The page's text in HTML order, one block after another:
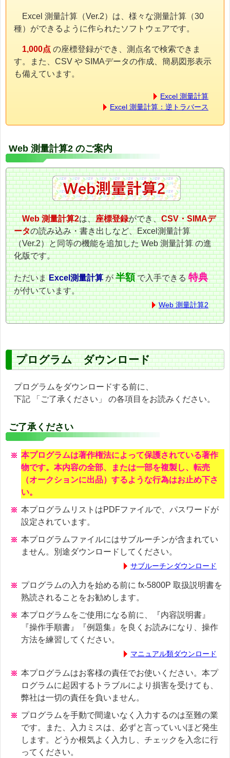
Excel 測量計算（Ver.2）は、様々な測量計算（30
種）ができるように作られたソフトウェアです。
1,000点 の座標登録ができ、測点名で検索できま
す。また、CSV や SIMAデータの作成、簡易図形表示
も備えています。
Excel 測量計算
Excel 測量計算：逆トラバース
Web 測量計算2 のご案内
Web 測量計算2は、座標登録ができ、CSV・SIMAデ
ータの読み込み・書き出しなど、Excel測量計算
（Ver.2）と同等の機能を追加した Web 測量計算 の進
化版です。
ただいまExcel測量計算が半額で入手できる特典
が付いています。
Web 測量計算2
プログラム ダウンロード
プログラムをダウンロードする前に、
下記 「ご了承ください」 の各項目をお読みください。
ご了承ください
本プログラムは著作権法によって保護されている著作
物です。本内容の全部、または一部を複製し、転売
（オークションに出品）するような行為はお止め下さ
い。
本プログラムリストはPDFファイルで、パスワードが
設定されています。
本プログラムファイルにはサブルーチンが含まれてい
ません。別途ダウンロードしてください。
サブルーチンダウンロード
プログラムの入力を始める前に fx-5800P 取扱説明書を
熟読されることをお勧めします。
本プログラムをご使用になる前に、『内容説明書』
『操作手順書』『例題集』を良くお読みになり、操作
方法を練習してください。
マニュアル類ダウンロード
本プログラムはお客様の責任でお使いください。本プ
ログラムに起因するトラブルにより損害を受けても、
弊社は一切の責任を負いません。
プログラムを手動で間違いなく入力するのは至難の業
です。また、入力ミスは、必ずと言っていいほど発生
します。どうか根気よく入力し、チェックを入念に行
ってください。